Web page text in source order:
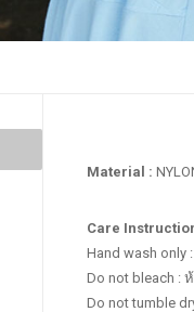
Material :
Hand wash
Do not bleach :
Do not tumble